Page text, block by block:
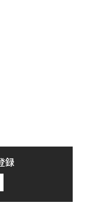
録